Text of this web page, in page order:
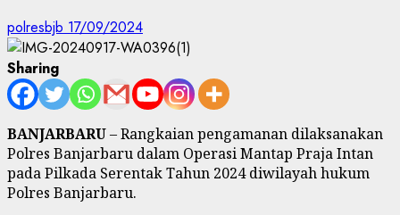
polresbjb 17/09/2024
Sharing
BANJARBARU– Rangkaian pengamanan dilaksanakan
Polres Banjarbaru dalam Operasi Mantap Praja Intan
pada Pilkada Serentak Tahun 2024 diwilayah hukum
Polres Banjarbaru.